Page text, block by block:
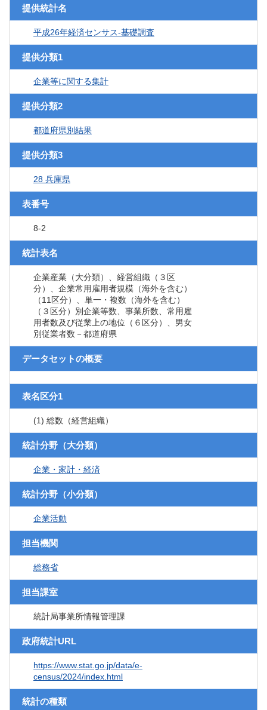
提供統計名
平成26年経済センサス‐基礎調査
提供分類1
企業等に関する集計
提供分類2
都道府県別結果
提供分類3
28 兵庫県
表番号
8-2
統計表名
企業産業（大分類）、経営組織（３区
分）、企業常用雇用者規模（海外を含む）
（11区分）、単一・複数（海外を含む）
（３区分）別企業等数、事業所数、常用雇
用者数及び従業上の地位（６区分）、男女
別従業者数－都道府県
データセットの概要
表名区分1
(1) 総数（経営組織）
統計分野（大分類）
企業・家計・経済
統計分野（小分類）
企業活動
担当機関
総務省
担当課室
統計局事業所情報管理課
政府統計URL
https://www.stat.go.jp/data/e-
census/2024/index.html
統計の種類